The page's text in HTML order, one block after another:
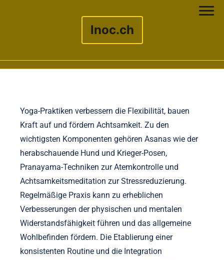
lnoc.ch
Yoga-Praktiken verbessern die Flexibilität, bauen
Kraft auf und fördern Achtsamkeit. Zu den
wichtigsten Komponenten gehören Asanas wie der
herabschauende Hund und Krieger-Posen,
Pranayama-Techniken zur Atemkontrolle und
Achtsamkeitsmeditation zur Stressreduzierung.
Regelmäßige Praxis kann zu erheblichen
Verbesserungen der physischen und mentalen
Widerstandsfähigkeit führen und das allgemeine
Wohlbefinden fördern. Die Etablierung einer
konsistenten Routine und die Integration